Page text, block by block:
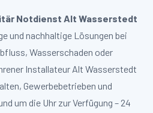
Notdienst Alt Wasserstedt
und nachhaltige Lösungen bei
Wasserschaden oder
Installateur Alt Wasserstedt
Gewerbebetrieben und
um die Uhr zur Verfügung – 24